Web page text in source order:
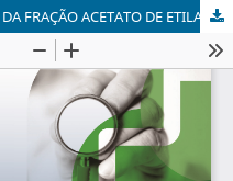
AVALIAÇÃO DA CITOTOXICIDADE DA FRAÇÃO ACETATO DE ETILA DE HARPAGOPHYTUM PROCUMBENS EM LINHAGEM CELULAR BV-2